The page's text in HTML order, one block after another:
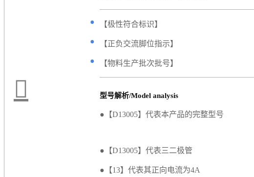
● 【极性符合标识】
● 【正负交流脚位指示】
● 【物料生产批次批号】
型号解析/Model analysis
●【D13005】代表本产品的完整型号
●【D13005】代表三二极管
●【13】代表其正向电流为4A